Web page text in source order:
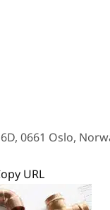
0661 Oslo,
URL